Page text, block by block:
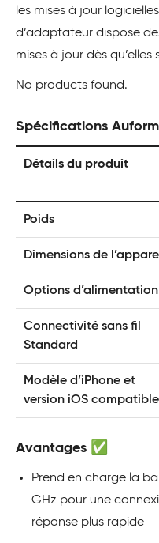
les mises à jour
d’adaptateur dispose
mises à jour dès
No products found.
Spécifications
Détails du produit
Poids
Dimensions de
Options d’alimentation
Connectivité sans fil
Standard
Modèle d’iPhone et
version iOS
Avantages ✅
Prend en charge la
GHz pour une
réponse plus rapide